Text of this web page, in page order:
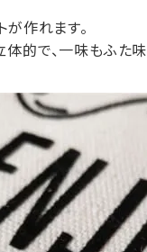
作れます。
的で、一味もふた